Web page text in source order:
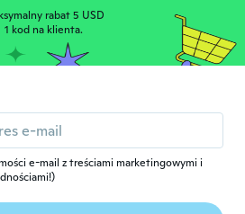
picture. Perfect fit according
comfortable. They just stink
little.
rabat 5 USD
1 kod na klienta.
e-mail z treściami marketingowymi i